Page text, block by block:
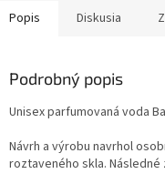
Popis Diskusia
Podrobný popis
Unisex parfumovaná voda
Návrh a výrobu navrhol
roztaveného skla.